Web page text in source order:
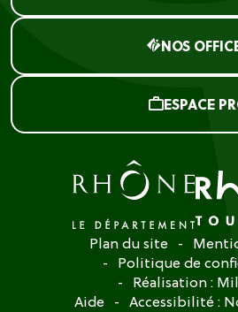
NOS
ESPACE
Plan du site
Politique de
Réalisation :
Aide
Accessibilité :